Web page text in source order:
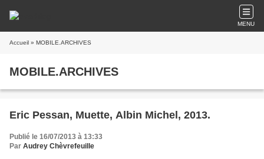
MENU
Accueil » MOBILE.ARCHIVES
MOBILE.ARCHIVES
Eric Pessan, Muette, Albin Michel, 2013.
Publié le 16/07/2013 à 13:33
Par Audrey Chèvrefeuille